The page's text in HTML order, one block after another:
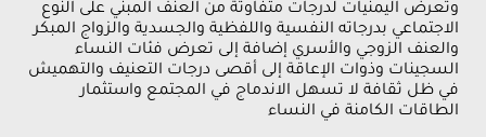
وتعرض اليمنيات لدرجات متفاوتة من العنف المبني على النوع
الاجتماعي بدرجاته النفسية واللفظية والجسدية والزواج المبكر
والعنف الزوجي والأسري إضافة إلى تعرض فئات النساء
السجينات وذوات الإعاقة إلى أقصى درجات التعنيف والتهميش
في ظل ثقافة لا تسهل الاندماج في المجتمع واستثمار
الطاقات الكامنة في النساء